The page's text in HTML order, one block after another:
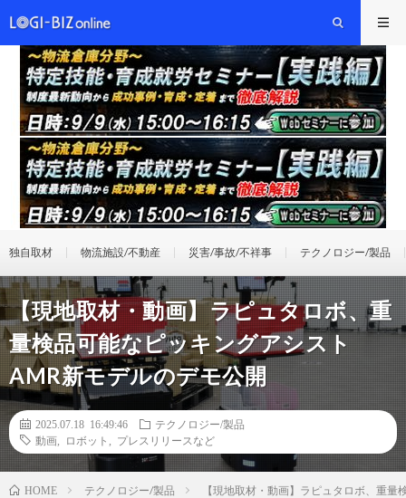
独自取材 物流施設/不動産 災害/事故/不祥事 テクノロジー/製品
【現地取材・動画】ラピュタロボ、重
量検品可能なピッキングアシスト
AMR新モデルのデモ公開
2025.07.18 16:49:46
テクノロジー/製品
動画
ロボット プレスリリースなど
HOME テクノロジー/製品 【現地取材・動画】ラピュタロボ、重